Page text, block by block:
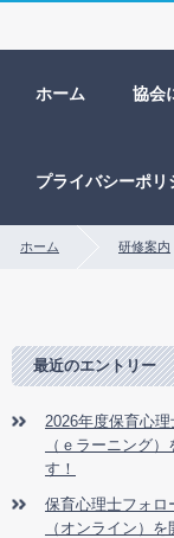
ホーム 協会
プライバシーポリ
ホーム 研修案内
最近のエントリー
2026年度保育心
（ｅラーニング
す！
保育心理士フォロ
（オンライン）を